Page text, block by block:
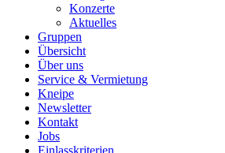
Konzerte
Aktuelles
Gruppen
Übersicht
Über uns
Service & Vermietung
Kneipe
Newsletter
Kontakt
Jobs
Einlasskriterien